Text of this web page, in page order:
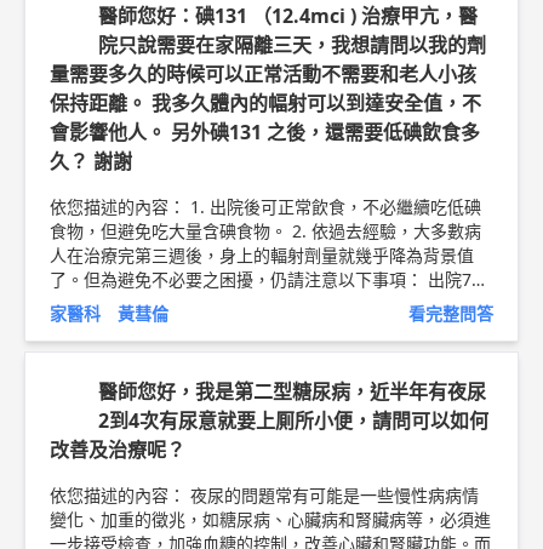
醫師您好：碘131 （12.4mci ) 治療甲亢，醫
院只說需要在家隔離三天，我想請問以我的劑
量需要多久的時候可以正常活動不需要和老人小孩
保持距離。 我多久體內的幅射可以到達安全值，不
會影響他人。 另外碘131 之後，還需要低碘飲食多
久？ 謝謝
依您描述的內容： 1. 出院後可正常飲食，不必繼續吃低碘
食物，但避免吃大量含碘食物。 2. 依過去經驗，大多數病
人在治療完第三週後，身上的輻射劑量就幾乎降為背景值
了。但為避免不必要之困擾，仍請注意以下事項： 出院7日
內： 與其他人應保持一公尺以上距離，每天不得超過一小
時；維持在二公尺以上距離，不限時間。避免接觸孕婦或孩
童，如有必要，每天不得超過10分鐘。每次如廁後的便器應
按水沖洗2次。 出院8～14日內： 避免接觸孕婦或孩童，如
有必要，每天不得超過20分鐘。每次如廁後應按水沖洗2
次。 出院14日以上： 可恢復正常生活。 以上純係觀念交
流，一切以醫師實際看診為準。 新竹東元醫院 家庭醫學科
家醫科 黃彗倫 看完整問答
醫師您好，我是第二型糖尿病，近半年有夜尿
2到4次有尿意就要上厠所小便，請問可以如何
改善及治療呢？
依您描述的內容： 夜尿的問題常有可能是一些慢性病病情
變化、加重的徵兆，如糖尿病、心臟病和腎臟病等，必須進
一步接受檢查，加強血糖的控制，改善心臟和腎臟功能。而